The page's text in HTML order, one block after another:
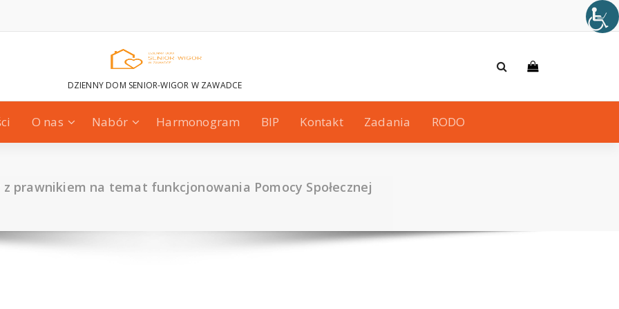
DZIENNY DOM SENIOR-WIGOR W ZAWADCE
O nas Nabór Harmonogram BIP Kontakt Zadania RODO
prawnikiem na temat funkcjonowania Pomocy Społecznej